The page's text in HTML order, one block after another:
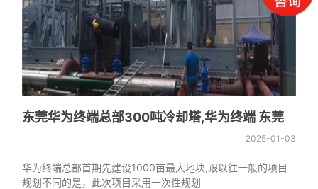
东莞华为终端总部300吨冷却塔,华为终端 东莞
2025-01-03
华为终端总部首期先建设1000亩最大地块,跟以往一般的项目
规划不同的是，此次项目采用一次性规划